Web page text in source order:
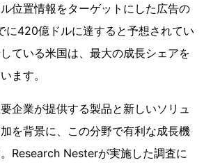
位置情報をターゲットにした広告の
に420億ドルに達すると予想されてい
ている米国は、最大の成長シェアを
ます。
企業が提供する製品と新しいソリュ
を背景に、この分野で有利な成長機
Research Nesterが実施した調査に